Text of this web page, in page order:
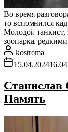
Во время
то вспомнился
Молодой танкист,
зоопарка,
kostroma
15.04.2024
Станислав
Память